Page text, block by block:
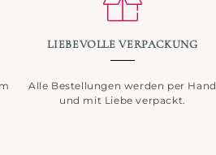
LIEBEVOLLE VERPACKUNG
Alle Bestellungen werden per Hand
und mit Liebe verpackt.